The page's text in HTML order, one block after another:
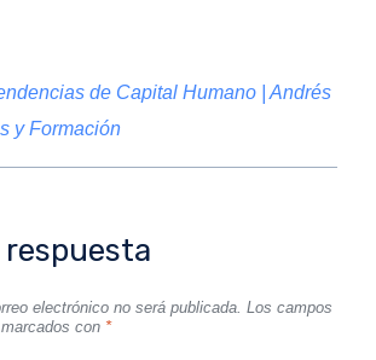
de Capital Humano | Andrés
y Formación
respuesta
electrónico no será publicada. Los campos
con *